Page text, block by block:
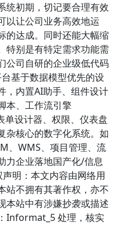
统初期，切记要合理有效
以让公司业务高效地运
的达成。同时还能大幅缩
特别是有特定需求功能需
公司自研的企业级低代码
基于数据模型优先的设
，内置AI助手、组件设计
本、工作流引擎
单设计器、权限、仪表盘
杂核心的数字化系统。如
、WMS、项目管理、流
力企业落地国产化/信息
明：本文内容由网络用
站不拥有其著作权，亦不
本站中有涉嫌抄袭或描述
Informat_5 处理，核实